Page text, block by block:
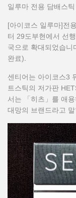
일루마 전용 담배스
[아이코스 일루마]전
터 29도부현에서 선
국으로 확대되었습니
완료).
센티어는 아이코스3
트스틱의 저가판
서는 「히츠」를 애
대망의 브랜드라고